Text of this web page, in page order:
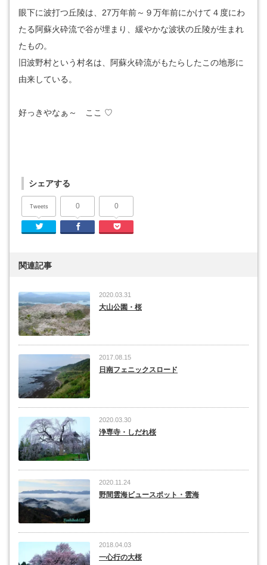
眼下に波打つ丘陵は、27万年前～９万年前にかけて４度にわ
たる阿蘇火砕流で谷が埋まり、緩やかな波状の丘陵が生まれ
たもの。
旧波野村という村名は、阿蘇火砕流がもたらしたこの地形に
由来している。
好っきやなぁ～ ここ ♡
シェアする
Tweets
Twitter
0
Facebook
0
関連記事
2020.03.31
大山公園・桜
2017.08.15
日南フェニックスロード
2020.03.30
浄専寺・しだれ桜
2020.11.24
野間雲海ビュースポット・雲海
2018.04.03
一心行の大桜